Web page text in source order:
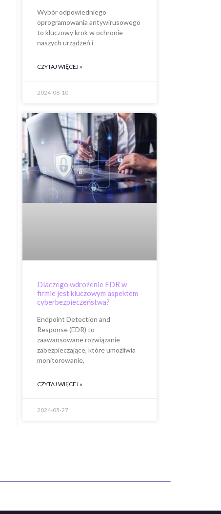
Wybór odpowiedniego
oprogramowania antywirusowego
to kluczowy krok w ochronie
naszych urządzeń i
CZYTAJ WIĘCEJ »
2024-06-10
Dlaczego wdrożenie EDR w
firmie jest kluczowym aspektem
cyberbezpieczeństwa?
Endpoint Detection and
Response (EDR) to
zaawansowane rozwiązanie
zabezpieczające, które umożliwia
monitorowanie,
CZYTAJ WIĘCEJ »
2024-05-27